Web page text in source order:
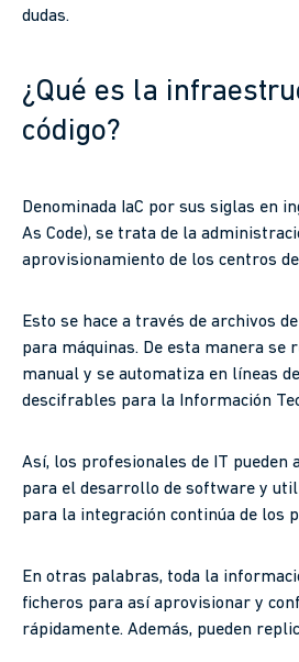
dudas.
¿Qué es la
código?
Denominada IaC por sus siglas en
As Code), se trata de la
aprovisionamiento de los centros
Esto se hace a través de archivos
para máquinas. De esta manera se
manual y se automatiza en líneas
descifrables para la Información
Así, los profesionales de IT pueden
para el desarrollo de software y
para la integración continúa de los
En otras palabras, toda la
ficheros para así aprovisionar y
rápidamente. Además, pueden